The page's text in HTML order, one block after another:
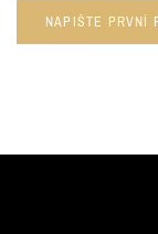
NAPIŠTE PRVNÍ